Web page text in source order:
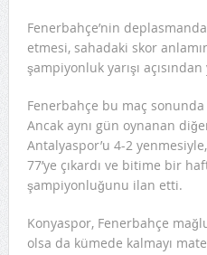
Fenerbahçe’nin
etmesi, sahadaki skor
şampiyonluk yarışı
Fenerbahçe bu maç sonunda
Ancak aynı gün oynanan
Antalyaspor’u 4-2 yenmesiyle,
77’ye çıkardı ve bitime bir
şampiyonluğunu ilan etti.
Konyaspor, Fenerbahçe
olsa da kümede kalmayı